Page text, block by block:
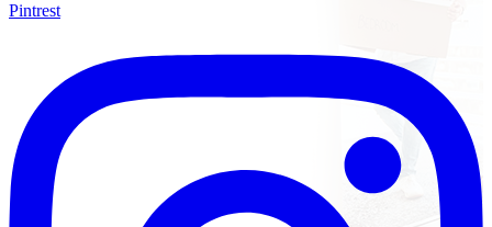
Pintrest